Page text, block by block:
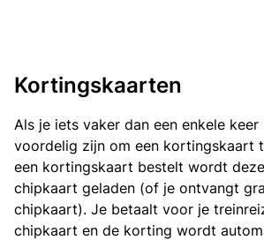
Kortingskaarten
Als je iets vaker dan een enkele
voordelig zijn om een kortingskaart
een kortingskaart bestelt wordt
chipkaart geladen (of je ontvangt
chipkaart). Je betaalt voor je
chipkaart en de korting wordt